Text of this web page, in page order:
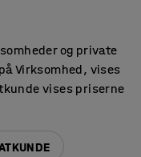
og private
Virksomhed, vises
vises priserne